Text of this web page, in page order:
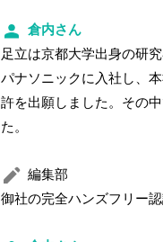
倉内さん
足立は京都大学出身の研
パナソニックに入社し、
許を出願しました。その
た。
編集部
御社の完全ハンズフリー